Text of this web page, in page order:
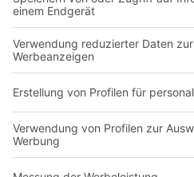
Regalsysteme
Transportsysteme
Dienstleistungen
Unternehmen
Über uns
Follow